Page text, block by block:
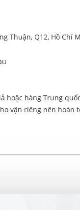
Thuận, Q12, Hồ Chí
hoặc hàng Trung
vận riêng nên hoàn